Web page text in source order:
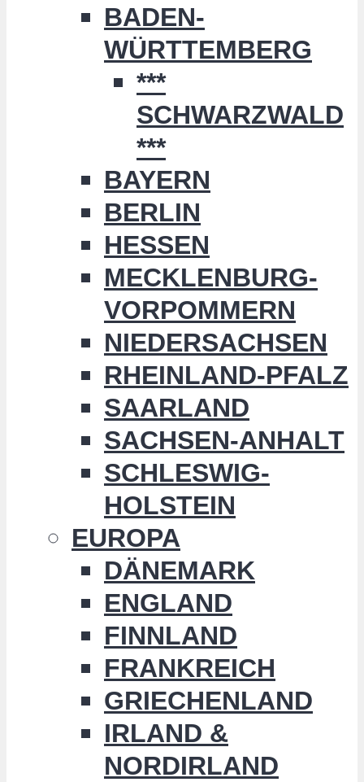
BADEN-
WÜRTTEMBERG
***
SCHWARZWALD
***
BAYERN
BERLIN
HESSEN
MECKLENBURG-
VORPOMMERN
NIEDERSACHSEN
RHEINLAND-PFALZ
SAARLAND
SACHSEN-ANHALT
SCHLESWIG-
HOLSTEIN
EUROPA
DÄNEMARK
ENGLAND
FINNLAND
FRANKREICH
GRIECHENLAND
IRLAND &
NORDIRLAND